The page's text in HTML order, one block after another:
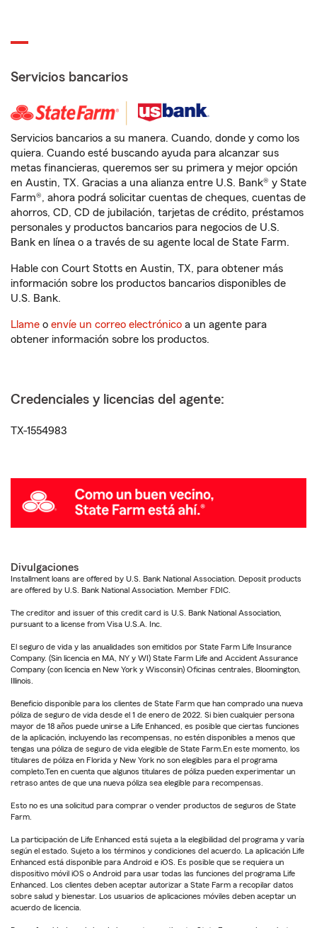
Servicios bancarios
Servicios bancarios a su manera. Cuando, donde y como los
quiera. Cuando esté buscando ayuda para alcanzar sus
metas financieras, queremos ser su primera y mejor opción
en Austin, TX. Gracias a una alianza entre U.S. Bank® y State
Farm®, ahora podrá solicitar cuentas de cheques, cuentas de
ahorros, CD, CD de jubilación, tarjetas de crédito, préstamos
personales y productos bancarios para negocios de U.S.
Bank en línea o a través de su agente local de State Farm.
Hable con Court Stotts en Austin, TX, para obtener más
información sobre los productos bancarios disponibles de
U.S. Bank.
Llame o envíe un correo electrónico a un agente para
obtener información sobre los productos.
Credenciales y licencias del agente:
TX-1554983
Divulgaciones
Installment loans are offered by U.S. Bank National Association. Deposit products
are offered by U.S. Bank National Association. Member FDIC.
The creditor and issuer of this credit card is U.S. Bank National Association,
pursuant to a license from Visa U.S.A. Inc.
El seguro de vida y las anualidades son emitidos por State Farm Life Insurance
Company. (Sin licencia en MA, NY y WI) State Farm Life and Accident Assurance
Company (con licencia en New York y Wisconsin) Oficinas centrales, Bloomington,
Illinois.
Beneficio disponible para los clientes de State Farm que han comprado una nueva
póliza de seguro de vida desde el 1 de enero de 2022. Si bien cualquier persona
mayor de 18 años puede unirse a Life Enhanced, es posible que ciertas funciones
de la aplicación, incluyendo las recompensas, no estén disponibles a menos que
tengas una póliza de seguro de vida elegible de State Farm.En este momento, los
titulares de póliza en Florida y New York no son elegibles para el programa
completo.Ten en cuenta que algunos titulares de póliza pueden experimentar un
retraso antes de que una nueva póliza sea elegible para recompensas.
Esto no es una solicitud para comprar o vender productos de seguros de State
Farm.
La participación de Life Enhanced está sujeta a la elegibilidad del programa y varía
según el estado. Sujeto a los términos y condiciones del acuerdo. La aplicación Life
Enhanced está disponible para Android e iOS. Es posible que se requiera un
dispositivo móvil iOS o Android para usar todas las funciones del programa Life
Enhanced. Los clientes deben aceptar autorizar a State Farm a recopilar datos
sobre salud y bienestar. Los usuarios de aplicaciones móviles deben aceptar un
acuerdo de licencia.